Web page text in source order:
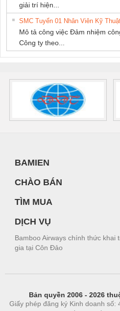
giải trí hiện...
SMC Tuyển 01 Nhân Viên Kỹ
Mô tả công việc Đảm nhiệm
Công ty theo...
BAMIEN
CHÀO BÁN
TÌM MUA
DỊCH VỤ
Bamboo Airways chính thức
gia tại Côn Đảo
Bản quyền 2006 - 2026
Giấy phép đăng ký Kinh doanh số: